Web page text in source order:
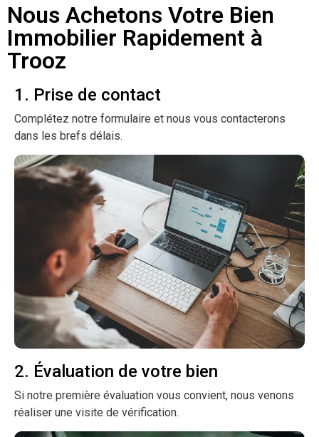
Nous Achetons Votre Bien
Immobilier Rapidement à
Trooz
1. Prise de contact
Complétez notre formulaire et nous vous contacterons
dans les brefs délais.
2. Évaluation de votre bien
Si notre première évaluation vous convient, nous venons
réaliser une visite de vérification.